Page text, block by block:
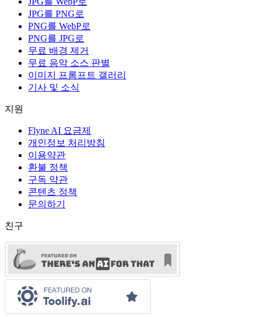
JPG를 PNG로
PNG를 WebP로
PNG를 JPG로
무료 배경 제거
무료 음악 소스 판별
이미지 프롬프트 갤러리
기사 및 소식
지원
Flyne AI 요금제
개인정보 처리방침
이용약관
환불 정책
구독 약관
콘텐츠 정책
문의하기
친구